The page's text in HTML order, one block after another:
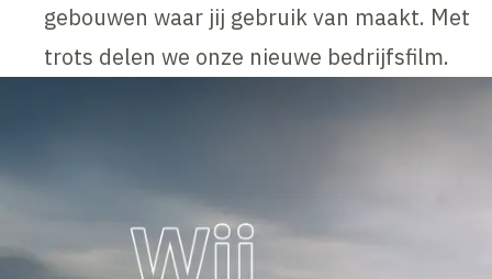
gebouwen waar jij gebruik van maakt. Met
trots delen we onze nieuwe bedrijfsfilm.